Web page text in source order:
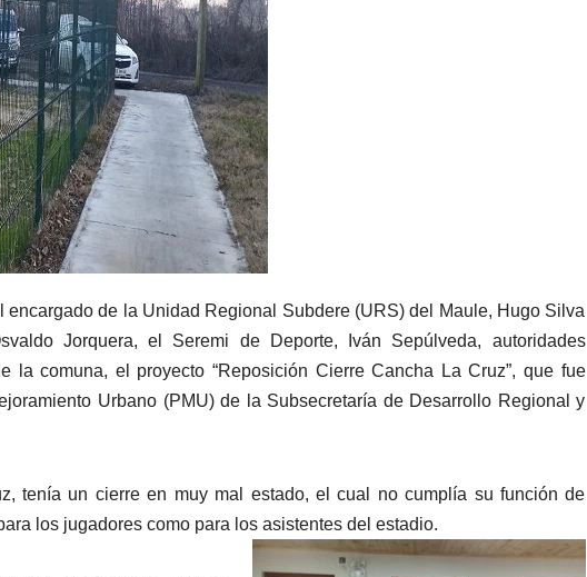
de la Unidad Regional Subdere (URS) del Maule, Hugo Silva
Jorquera, el Seremi de Deporte, Iván Sepúlveda, autoridades
la comuna, el proyecto “Reposición Cierre Cancha La Cruz”, que fue
Urbano (PMU) de la Subsecretaría de Desarrollo Regional y
tenía un cierre en muy mal estado, el cual no cumplía su función de
los jugadores como para los asistentes del estadio.